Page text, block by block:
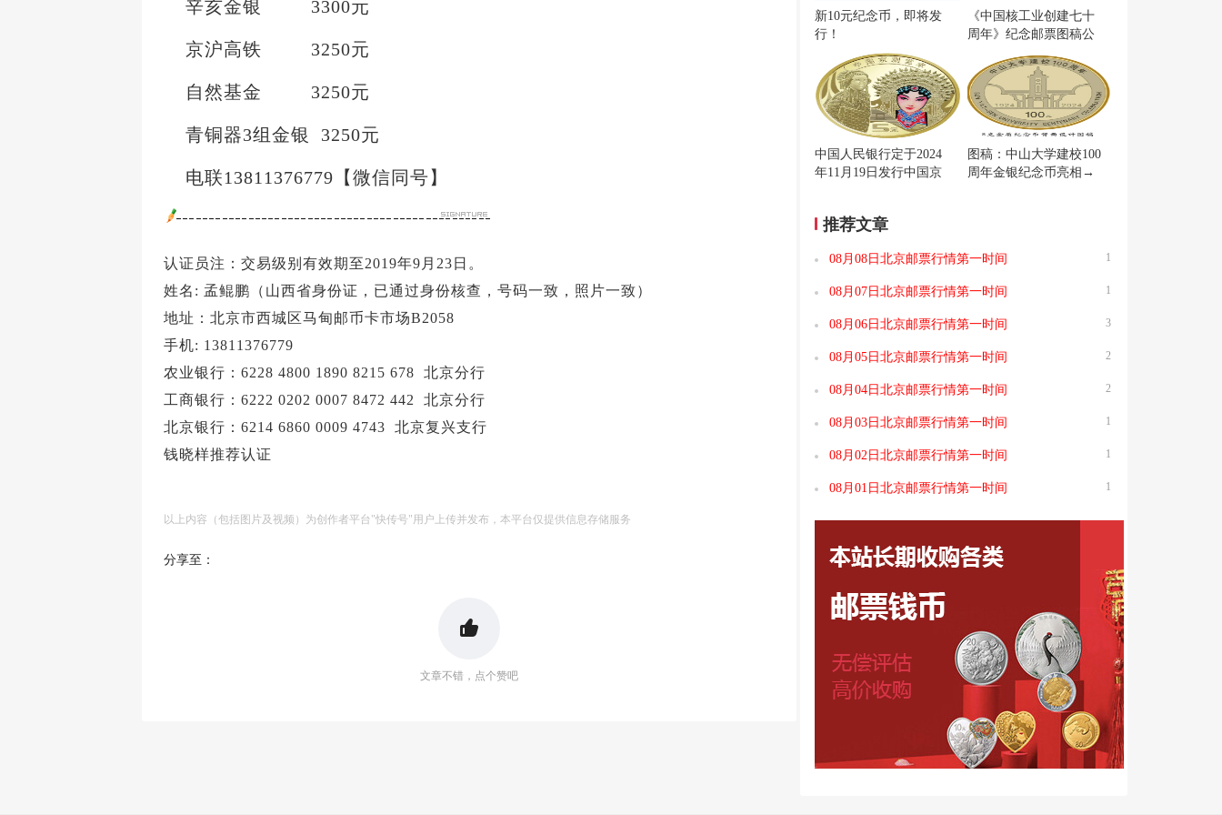
辛亥金银 3300元
京沪高铁 3250元
自然基金 3250元
青铜器3组金银 3250元
电联13811376779【微信同号】
认证员注：交易级别有效期至2019年9月23日。
姓名: 孟鲲鹏（山西省身份证，已通过身份核查，号码一致，照片一致）
地址：北京市西城区马甸邮币卡市场B2058
手机: 13811376779
农业银行：6228 4800 1890 8215 678 北京分行
工商银行：6222 0202 0007 8472 442 北京分行
北京银行：6214 6860 0009 4743 北京复兴支行
钱晓样推荐认证
以上内容（包括图片及视频）为创作者平台"快传号"用户上传并发布，本平台仅提供信息存储服务
分享至：
文章不错，点个赞吧
新10元纪念币，即将发
行！
《中国核工业创建七十
周年》纪念邮票图稿公
中国人民银行定于2024
年11月19日发行中国京
图稿：中山大学建校100
周年金银纪念币亮相→
推荐文章
08月08日北京邮票行情第一时间 1
08月07日北京邮票行情第一时间 1
08月06日北京邮票行情第一时间 3
08月05日北京邮票行情第一时间 2
08月04日北京邮票行情第一时间 2
08月03日北京邮票行情第一时间 1
08月02日北京邮票行情第一时间 1
08月01日北京邮票行情第一时间 1